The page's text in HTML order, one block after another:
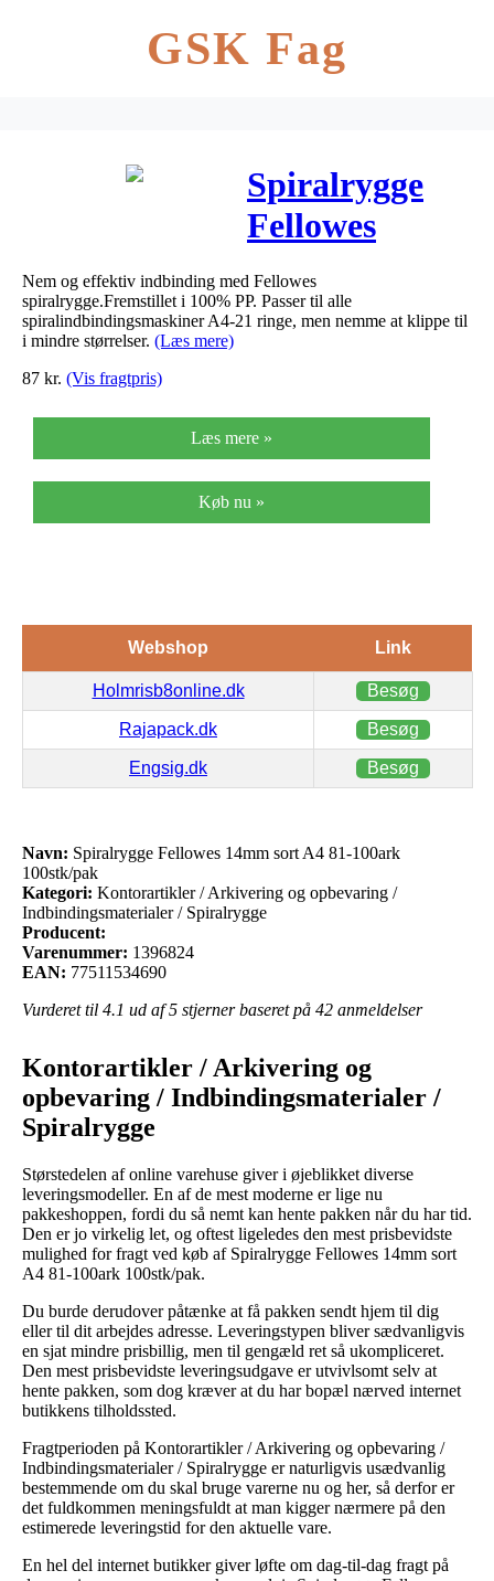
GSK Fag
Spiralrygge
Fellowes
14mm sort A4
81-100ark
Nem og effektiv indbinding med Fellowes
spiralrygge.Fremstillet i 100% PP. Passer til alle
spiralindbindingsmaskiner A4-21 ringe, men nemme at klippe til
i mindre størrelser. (Læs mere)
87 kr. (Vis fragtpris)
Læs mere »
Køb nu »
Webshop Link
Holmrisb8online.dk Besøg
Rajapack.dk Besøg
Engsig.dk Besøg
Navn: Spiralrygge Fellowes 14mm sort A4 81-100ark
100stk/pak
Kategori: Kontorartikler / Arkivering og opbevaring /
Indbindingsmaterialer / Spiralrygge
Producent:
Varenummer: 1396824
EAN: 77511534690
Vurderet til 4.1 ud af 5 stjerner baseret på 42 anmeldelser
Kontorartikler / Arkivering og
opbevaring / Indbindingsmaterialer /
Spiralrygge
Størstedelen af online varehuse giver i øjeblikket diverse
leveringsmodeller. En af de mest moderne er lige nu
pakkeshoppen, fordi du så nemt kan hente pakken når du har tid.
Den er jo virkelig let, og oftest ligeledes den mest prisbevidste
mulighed for fragt ved køb af Spiralrygge Fellowes 14mm sort
A4 81-100ark 100stk/pak.
Du burde derudover påtænke at få pakken sendt hjem til dig
eller til dit arbejdes adresse. Leveringstypen bliver sædvanligvis
en sjat mindre prisbillig, men til gengæld ret så ukompliceret.
Den mest prisbevidste leveringsudgave er utvivlsomt selv at
hente pakken, som dog kræver at du har bopæl nærved internet
butikkens tilholdssted.
Fragtperioden på Kontorartikler / Arkivering og opbevaring /
Indbindingsmaterialer / Spiralrygge er naturligvis usædvanlig
bestemmende om du skal bruge varerne nu og her, så derfor er
det fuldkommen meningsfuldt at man kigger nærmere på den
estimerede leveringstid for den aktuelle vare.
En hel del internet butikker giver løfte om dag-til-dag fragt på